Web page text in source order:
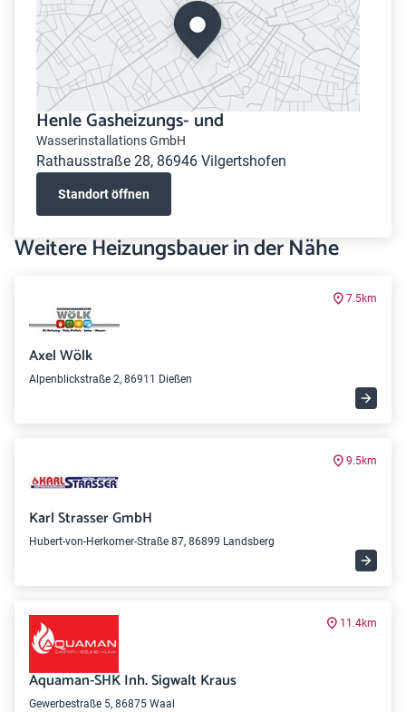
Henle Gasheizungs- und
Wasserinstallations GmbH
Rathausstraße 28, 86946 Vilgertshofen
Standort öffnen
Weitere Heizungsbauer in der Nähe
7.5km
Axel Wölk
Alpenblickstraße 2, 86911 Dießen
9.5km
Karl Strasser GmbH
Hubert-von-Herkomer-Straße 87, 86899 Landsberg
11.4km
Aquaman-SHK Inh. Sigwalt Kraus
Gewerbestraße 5, 86875 Waal